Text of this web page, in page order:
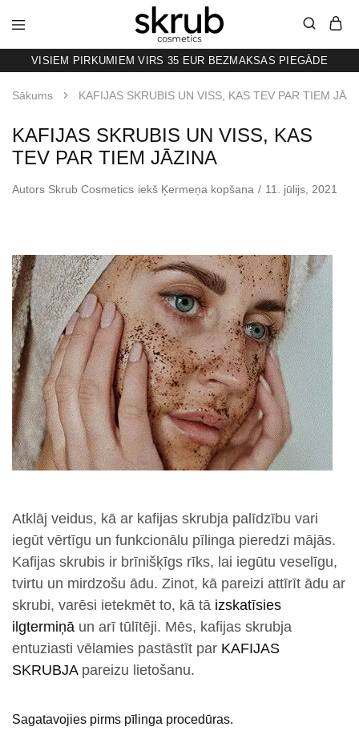
SKRUB
KAFIJAS
SKRUBIS
RAŽOTS
LATVIJĀ
VISIEM PIRKUMIEM VIRS 35 EUR BEZMAKSAS PIEGĀDE
Sākums KAFIJAS SKRUBIS UN VISS, KAS TEV PAR TIEM
KAFIJAS SKRUBIS UN VISS, KAS
TEV PAR TIEM JĀZINA
Autors Skrub Cosmetics iekš Ķermeņa kopšana 11. jūlijs, 2021
Atklāj veidus, kā ar kafijas skrubja palīdzību vari
iegūt vērtīgu un funkcionālu pīlinga pieredzi mājās.
Kafijas skrubis ir brīnišķīgs rīks, lai iegūtu veselīgu,
tvirtu un mirdzošu ādu. Zinot, kā pareizi attīrīt ādu ar
skrubi, varēsi ietekmēt to, kā tā izskatīsies
ilgtermiņā un arī tūlītēji. Mēs, kafijas skrubja
entuziasti vēlamies pastāstīt par KAFIJAS
SKRUBJApareizu lietošanu.
Sagatavojies pirms pīlinga procedūras.